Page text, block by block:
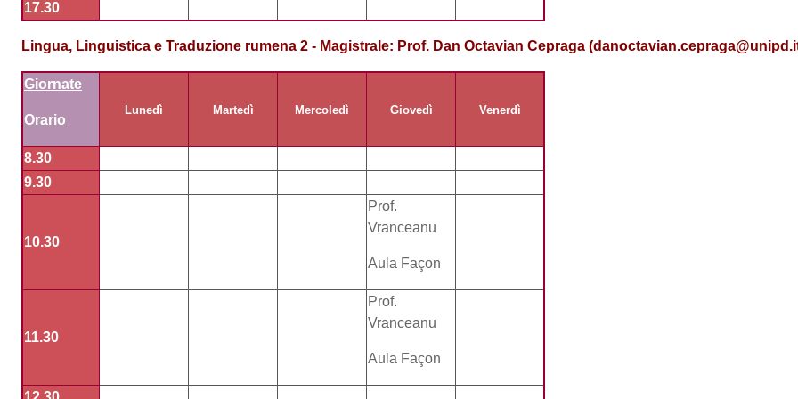
17.30
Lingua, Linguistica e Traduzione rumena 2 - Magistrale: Prof. Dan Octavian Cepraga
Giornate
Orario
Lunedì Martedì Mercoledì Giovedì Venerdì
8.30
9.30
10.30
Prof.
Vranceanu
Aula Façon
11.30
Prof.
Vranceanu
Aula Façon